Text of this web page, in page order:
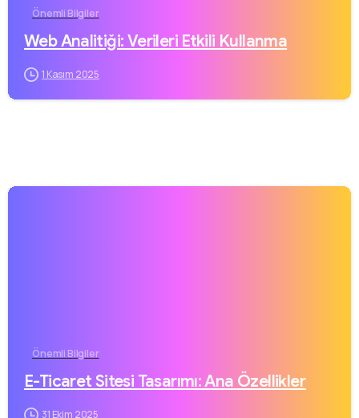
Önemli Bilgiler
Web Analitiği: Verileri Etkili Kullanma
1 Kasım 2025
Önemli Bilgiler
E-Ticaret Sitesi Tasarımı: Ana Özellikler
31 Ekim 2025